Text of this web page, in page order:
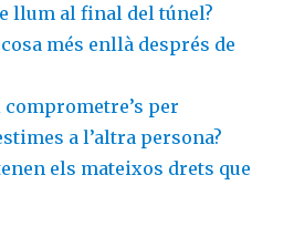
llum al final del túnel?
més enllà després de
comprometre’s per
a l’altra persona?
els mateixos drets que